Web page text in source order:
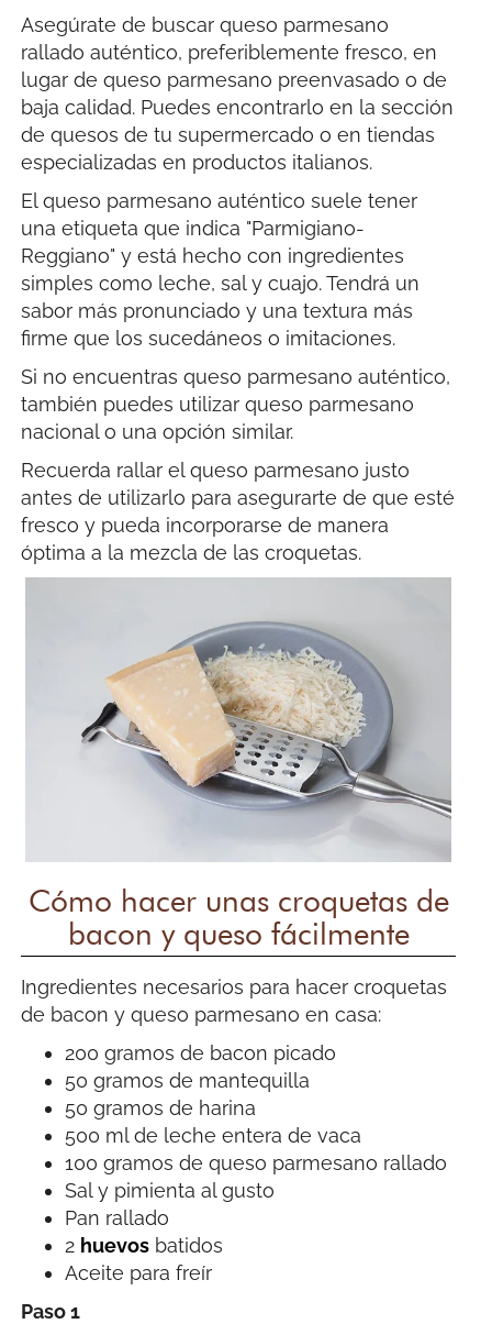
Asegúrate de buscar queso parmesano
rallado auténtico, preferiblemente fresco, en
lugar de queso parmesano preenvasado o de
baja calidad. Puedes encontrarlo en la sección
de quesos de tu supermercado o en tiendas
especializadas en productos italianos.
El queso parmesano auténtico suele tener
una etiqueta que indica "Parmigiano-
Reggiano" y está hecho con ingredientes
simples como leche, sal y cuajo. Tendrá un
sabor más pronunciado y una textura más
firme que los sucedáneos o imitaciones.
Si no encuentras queso parmesano auténtico,
también puedes utilizar queso parmesano
nacional o una opción similar.
Recuerda rallar el queso parmesano justo
antes de utilizarlo para asegurarte de que esté
fresco y pueda incorporarse de manera
óptima a la mezcla de las croquetas.
Cómo hacer unas croquetas de
bacon y queso fácilmente
Ingredientes necesarios para hacer croquetas
de bacon y queso parmesano en casa:
200 gramos de bacon picado
50 gramos de mantequilla
50 gramos de harina
500 ml de leche entera de vaca
100 gramos de queso parmesano rallado
Sal y pimienta al gusto
Pan rallado
2 huevos batidos
Aceite para freír
Paso 1